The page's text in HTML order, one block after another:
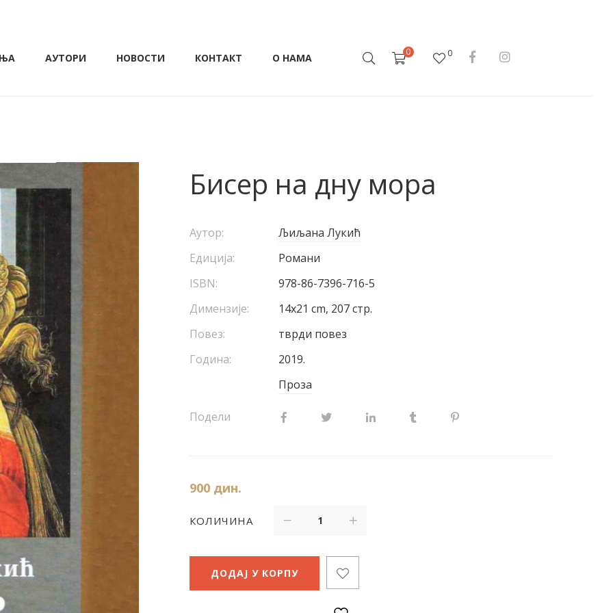
АУТОРИ НОВОСТИ КОНТАКТ О НАМА 0 0
Бисер на дну мора
Аутор:
Љиљана Лукић
Едиција:
Романи
ISBN:
978-86-7396-716-5
Димензије:
14x21 cm, 207 стр.
Повез:
тврди повез
Година:
2019.
Проза
Подели
900 дин.
КОЛИЧИНА
ДОДАЈ У КОРПУ